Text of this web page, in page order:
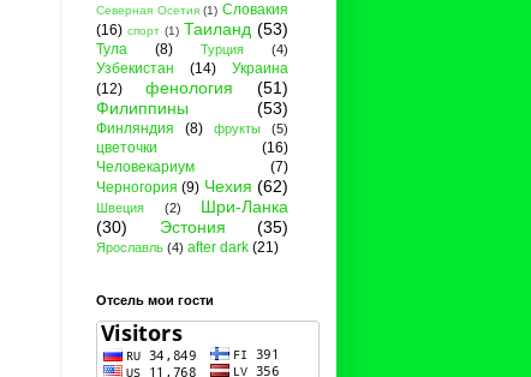
Северная Осетия (1) Словакия
(16) спорт (1) Таиланд (53)
Тула (8) Турция (4)
Узбекистан (14)
Украина
(12)
фенология
(51)
Филиппины
(53)
Финляндия (8) фрукты (5)
цветочки
(16)
Человекариум
(7)
Черногория (9) Чехия (62)
Швеция (2)
Шри-Ланка
(30)
Эстония (35)
Ярославль (4) after dark (21)
Отсель мои гости